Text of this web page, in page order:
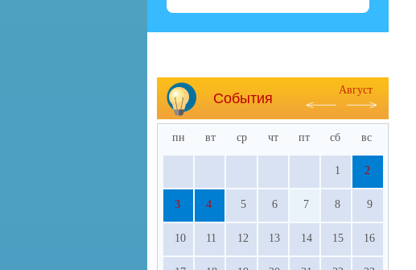
События
Август
пн вт ср чт пт сб вс
1 2
3 4 5 6 7 8 9
10 11 12 13 14 15 16